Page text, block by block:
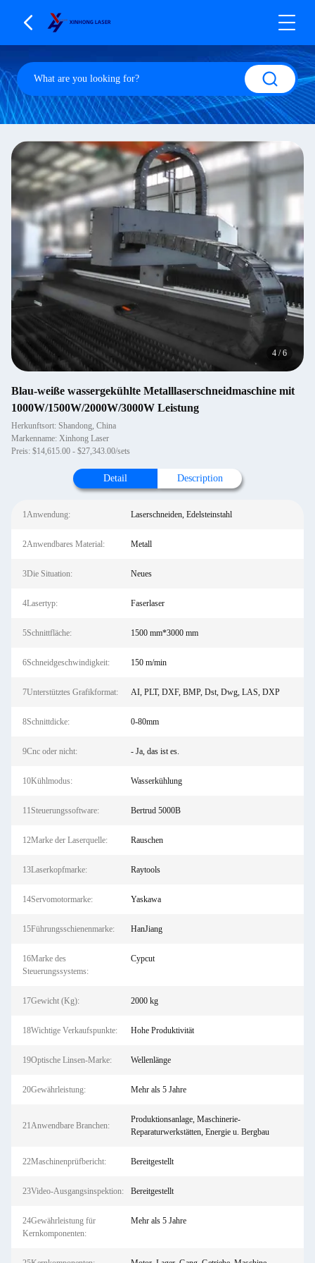
4 /6
Blau-weiße wassergekühlte Metalllaserschneidmaschine mit
1000W/1500W/2000W/3000W Leistung
Herkunftsort: Shandong, China
Markenname: Xinhong Laser
Preis: $14,615.00 - $27,343.00/sets
Detail Description
1Anwendung: Laserschneiden, Edelsteinstahl
2Anwendbares Material: Metall
3Die Situation: Neues
4Lasertyp: Faserlaser
5Schnittfläche: 1500 mm*3000 mm
6Schneidgeschwindigkeit: 150 m/min
7Unterstütztes Grafikformat: AI, PLT, DXF, BMP, Dst, Dwg, LAS, DXP
8Schnittdicke: 0-80mm
9Cnc oder nicht: - Ja, das ist es.
10Kühlmodus: Wasserkühlung
11Steuerungssoftware: Bertrud 5000B
12Marke der Laserquelle: Rauschen
13Laserkopfmarke: Raytools
14Servomotormarke: Yaskawa
15Führungsschienenmarke: HanJiang
16Marke des
Steuerungssystems:
Cypcut
17Gewicht (Kg): 2000 kg
18Wichtige Verkaufspunkte: Hohe Produktivität
19Optische Linsen-Marke: Wellenlänge
20Gewährleistung: Mehr als 5 Jahre
21Anwendbare Branchen:
Produktionsanlage, Maschinerie-
Reparaturwerkstätten, Energie u. Bergbau
22Maschinenprüfbericht: Bereitgestellt
23Video-Ausgangsinspektion: Bereitgestellt
24Gewährleistung für
Kernkomponenten:
Mehr als 5 Jahre